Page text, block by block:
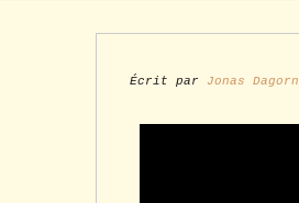
Écrit par Jonas Dagorn